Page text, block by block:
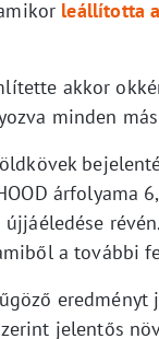
leállította
akkor
minden
árfolyama
a további
jelentős